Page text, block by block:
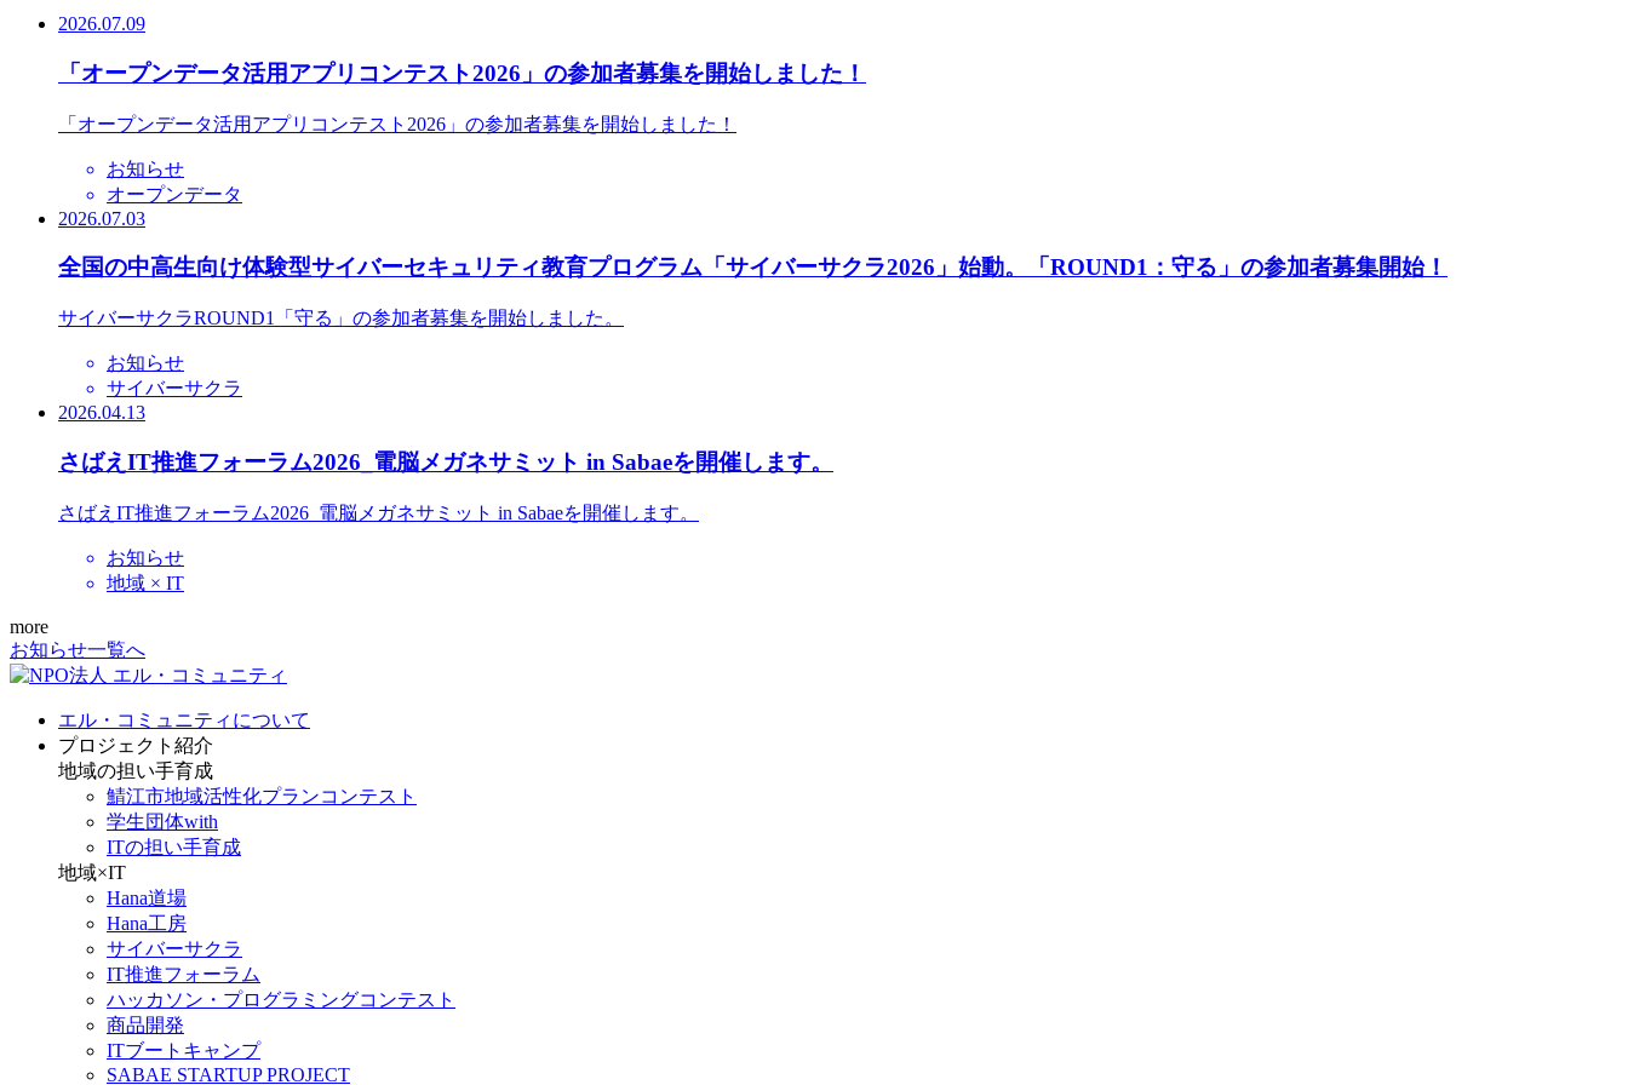
2026.07.09
「オープンデータ活用アプリコンテスト2026」の参加者募集を開始しました！
「オープンデータ活用アプリコンテスト2026」の参加者募集を開始しました！
お知らせ
オープンデータ
2026.07.03
全国の中高生向け体験型サイバーセキュリティ教育プログラム「サイバーサクラ2026」始動。「ROUND1：守る」の参加者募集開始！
サイバーサクラROUND1「守る」の参加者募集を開始しました。
お知らせ
サイバーサクラ
2026.04.13
さばえIT推進フォーラム2026_電脳メガネサミット in Sabaeを開催します。
さばえIT推進フォーラム2026_電脳メガネサミット in Sabaeを開催します。
お知らせ
地域 × IT
more
お知らせ一覧へ
エル・コミュニティについて
プロジェクト紹介
地域の担い手育成
鯖江市地域活性化プランコンテスト
学生団体with
ITの担い手育成
地域×IT
Hana道場
Hana工房
サイバーサクラ
IT推進フォーラム
ハッカソン・プログラミングコンテスト
商品開発
ITブートキャンプ
SABAE STARTUP PROJECT